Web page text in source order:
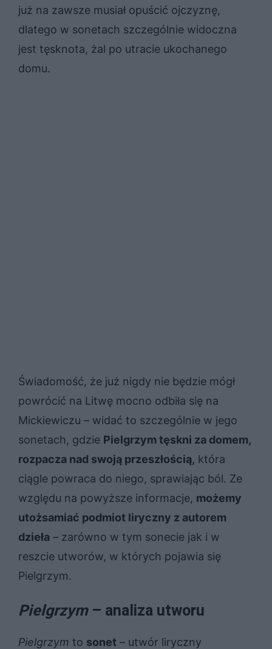
już na zawsze musiał opuścić ojczyznę,
dlatego w sonetach szczególnie widoczna
jest tęsknota, żal po utracie ukochanego
domu.
Świadomość, że już nigdy nie będzie mógł
powrócić na Litwę mocno odbiła się na
Mickiewiczu – widać to szczególnie w jego
sonetach, gdzie Pielgrzym tęskni za domem,
rozpacza nad swoją przeszłością, która
ciągle powraca do niego, sprawiając ból. Ze
względu na powyższe informacje, możemy
utożsamiać podmiot liryczny z autorem
dzieła – zarówno w tym sonecie jak i w
reszcie utworów, w których pojawia się
Pielgrzym.
Pielgrzym– analiza utworu
Pielgrzym to sonet – utwór liryczny